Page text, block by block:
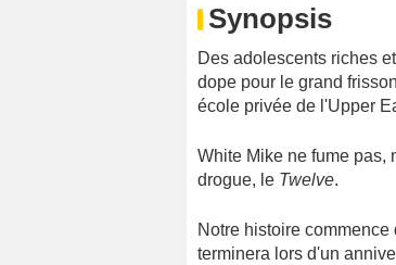
Synopsis
Des adolescents riches
dope pour le grand
école privée de l'Upper
White Mike ne fume pas,
drogue, le Twelve.
Notre histoire
terminera lors d'un